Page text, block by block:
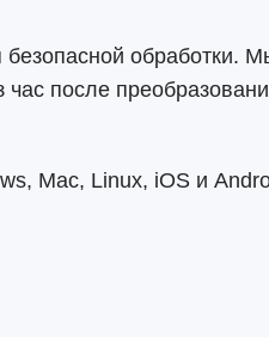
обработки.
после
Mac, Linux, iOS и